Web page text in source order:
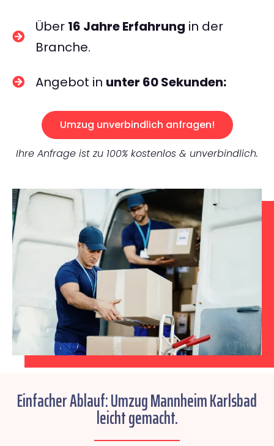
Über 16 Jahre Erfahrung in der
Branche.
Angebot in unter 60 Sekunden:
Umzug unverbindlich anfragen!
Ihre Anfrage ist zu 100% kostenlos & unverbindlich.
Einfacher Ablauf: Umzug Mannheim Karlsbad
leicht gemacht.